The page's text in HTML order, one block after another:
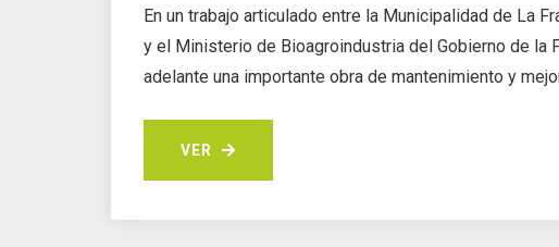
En un trabajo articulado entre la Municipalidad de La
y el Ministerio de Bioagroindustria del Gobierno de la
adelante una importante obra de mantenimiento y
VER